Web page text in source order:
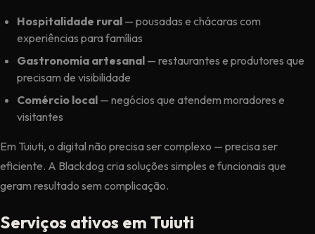
Hospitalidade rural — pousadas e chácaras com
experiências para famílias
Gastronomia artesanal — restaurantes e produtores que
precisam de visibilidade
Comércio local — negócios que atendem moradores e
visitantes
Em Tuiuti, o digital não precisa ser complexo — precisa ser
eficiente. A Blackdog cria soluções simples e funcionais que
geram resultado sem complicação.
Serviços ativos em Tuiuti